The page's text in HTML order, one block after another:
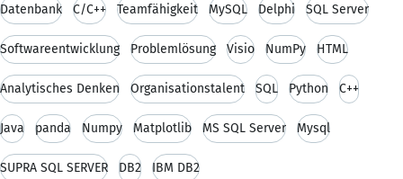
Datenbank C/C++ Teamfähigkeit MySQL Delphi SQL Server
Softwareentwicklung Problemlösung Visio NumPy HTML
Analytisches Denken Organisationstalent SQL Python C++
Java panda Numpy Matplotlib MS SQL Server Mysql
SUPRA SQL SERVER DB2 IBM DB2